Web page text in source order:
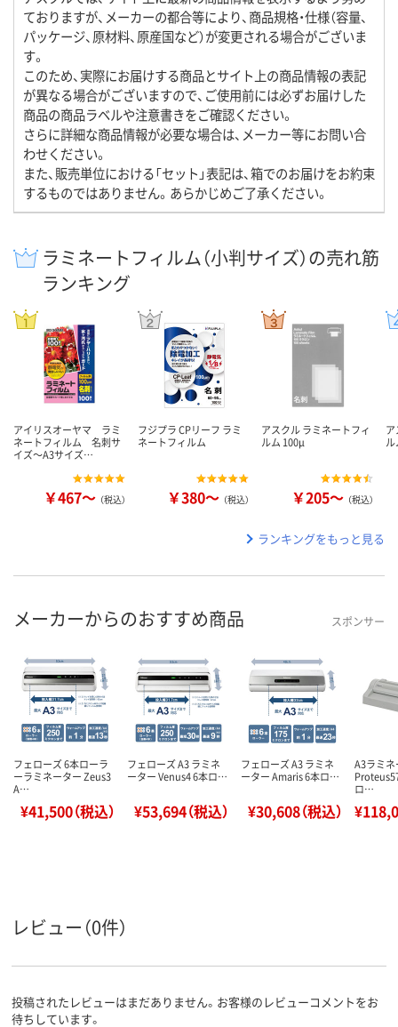
ておりますが、メーカーの都合等により、商品規格・仕様（容量、
パッケージ、原材料、原産国など）が変更される場合がございま
す。
このため、実際にお届けする商品とサイト上の商品情報の表記
が異なる場合がございますので、ご使用前には必ずお届けした
商品の商品ラベルや注意書きをご確認ください。
さらに詳細な商品情報が必要な場合は、メーカー等にお問い合
わせください。
また、販売単位における「セット」表記は、箱でのお届けをお約束
するものではありません。あらかじめご了承ください。
ラミネートフィルム（小判サイズ）の売れ筋
ランキング
アイリスオーヤマ ラミ
ネートフィルム 名刺サ
イズ～A3サイズ…
￥467～ （税込）
フジプラ CPリーフ ラミ
ネートフィルム
￥380～ （税込）
アスクル ラミネートフィ
ルム 100μ
￥205～ （税込）
ランキングをもっと見る
メーカーからのおすすめ商品 スポンサー
フェローズ 6本ローラ
ーラミネーター Zeus3
A…
¥41,500（税込）
フェローズ A3 ラミネ
ーター Venus4 6本ロ…
¥53,694（税込）
フェローズ A3 ラミネ
ーター Amaris 6本ロ…
¥30,608（税込）
A3ラミ
ロ…
レビュー（0件）
投稿されたレビューはまだありません。お客様のレビューコメントをお
待ちしています。